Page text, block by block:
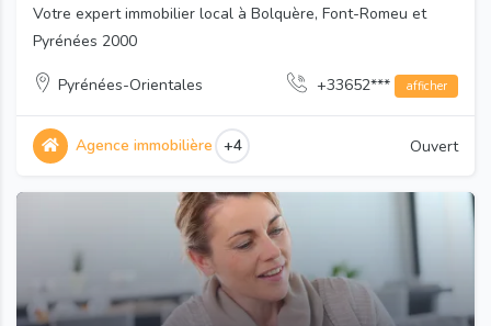
Votre expert immobilier local à Bolquère, Font-Romeu et
Pyrénées 2000
Pyrénées-Orientales +33652*** afficher
Agence immobilière +4 Ouvert